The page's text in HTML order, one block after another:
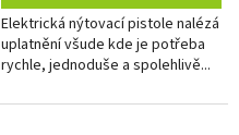
Elektrická nýtovací pistole nalézá
uplatnění všude kde je potřeba
rychle, jednoduše a spolehlivě...